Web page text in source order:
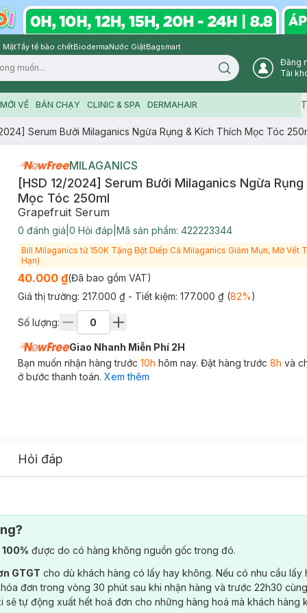
MặtTẩy tế bào chếtBiodermaNước GiặtBagsmart
Search icon
Đăng
Tài
VỀ BÁN CHẠY CLINIC & SPA DERMAHAIR
Serum Bưởi Milaganics Ngừa Rụng & Kích Thích Mọc Tóc
MILAGANICS
[HSD 12/2024] Serum Bưởi Milaganics Ngừa
Mọc Tóc 250ml
Grapefruit Serum
0 đánh giá 0 Hỏi đáp Mã sản phẩm: 422223344
Bill Milaganics từ 150K Tặng Bột Diếp Cá Milaganics Giảm Mụn, Mờ Vết
Hạn)
40.000 ₫(Đã bao gồm VAT)
Giá thị trường: 217.000 ₫ - Tiết kiệm: 177.000 ₫(82%)
Số lượng:
Giao Nhanh Miễn Phí 2H
Bạn muốn nhận hàng trước 10h hôm nay. Đặt hàng trước 8h và
ở bước thanh toán. Xem thêm
Hỏi đáp
được do có hàng không nguồn gốc trong đó.
GTGT cho dù khách hàng có lấy hay không. Nếu có nhu cầu lấy
đơn trong vòng 30 phút sau khi nhận hàng và trước 22h30
sẽ tự động xuất hết hoá đơn cho những hàng hoá mà khách hàng